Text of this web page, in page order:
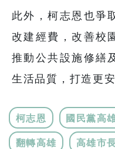
此外，柯志恩也爭
改建經費，改善校
推動公共設施修繕
生活品質，打造更
柯志恩 國民黨高
翻轉高雄 高雄市